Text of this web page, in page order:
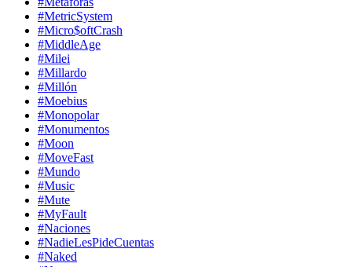
#MetricSystem
#Micro$oftCrash
#MiddleAge
#Milei
#Millardo
#Millón
#Moebius
#Monopolar
#Monumentos
#Moon
#MoveFast
#Mundo
#Music
#Mute
#MyFault
#Naciones
#NadieLesPideCuentas
#Naked